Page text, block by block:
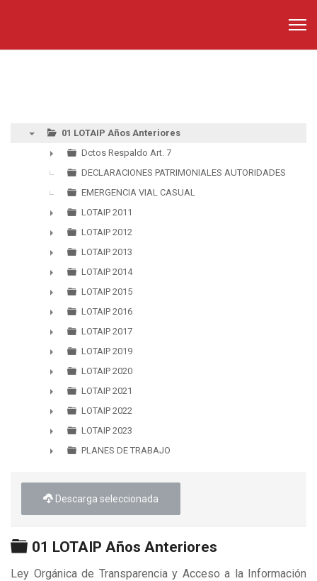
01 LOTAIP Años Anteriores
►
Dctos Respaldo Art. 7
DECLARACIONES PATRIMONIALES AUTORIDADES
EMERGENCIA VIAL CASUAL
►
LOTAIP 2011
►
LOTAIP 2012
►
LOTAIP 2013
►
LOTAIP 2014
►
LOTAIP 2015
►
LOTAIP 2016
►
LOTAIP 2017
►
LOTAIP 2019
►
LOTAIP 2020
►
LOTAIP 2021
►
LOTAIP 2022
►
LOTAIP 2023
PLANES DE TRABAJO
Descarga seleccionada
Carpeta
01 LOTAIP Años Anteriores
Ley Orgánica de Transparencia y Acceso a la Información